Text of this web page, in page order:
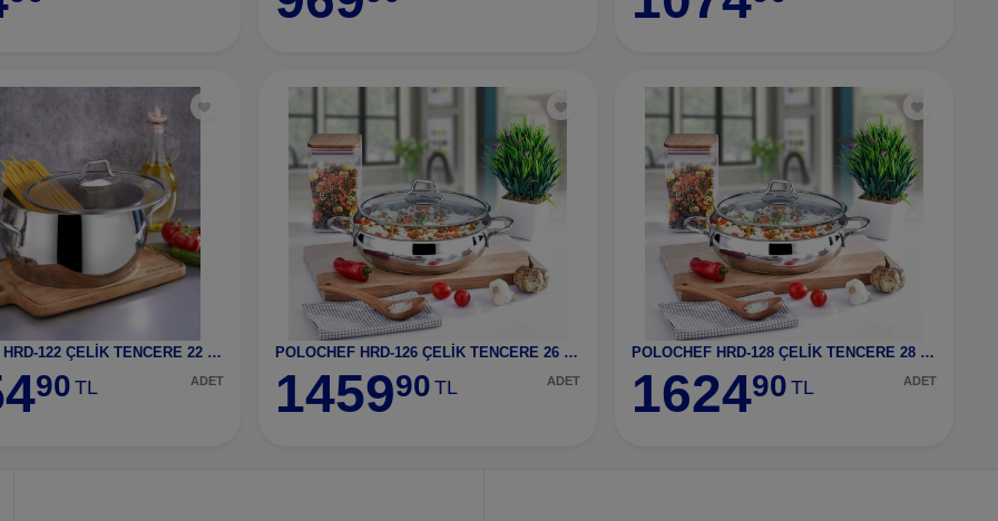
POLOCHEF HRD-122 ÇELİK TENCERE 22 CM
90 TL ADET
POLOCHEF HRD-126 ÇELİK TENCERE 26 CM
145990 TL ADET
POLOCHEF HRD-128 ÇELİK TENCERE 28 CM
162490 TL ADET